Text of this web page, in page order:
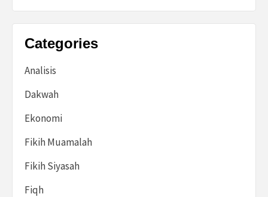
Categories
Analisis
Dakwah
Ekonomi
Fikih Muamalah
Fikih Siyasah
Fiqh